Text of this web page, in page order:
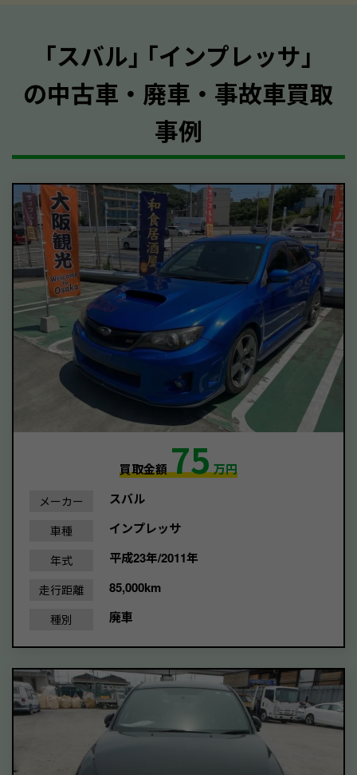
｢スバル｣ ｢インプレッサ｣
の中古車・廃車・事故車買取
事例
買取金額75万円
メーカー スバル
車種 インプレッサ
年式 平成23年/2011年
走行距離 85,000km
種別 廃車